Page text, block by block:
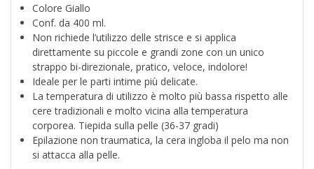
Colore Giallo
Conf. da 400 ml.
Non richiede l’utilizzo delle strisce e si applica
direttamente su piccole e grandi zone con un unico
strappo bi-direzionale, pratico, veloce, indolore!
Ideale per le parti intime più delicate.
La temperatura di utilizzo è molto più bassa rispetto alle
cere tradizionali e molto vicina alla temperatura
corporea. Tiepida sulla pelle (36-37 gradi)
Epilazione non traumatica, la cera ingloba il pelo ma non
si attacca alla pelle.